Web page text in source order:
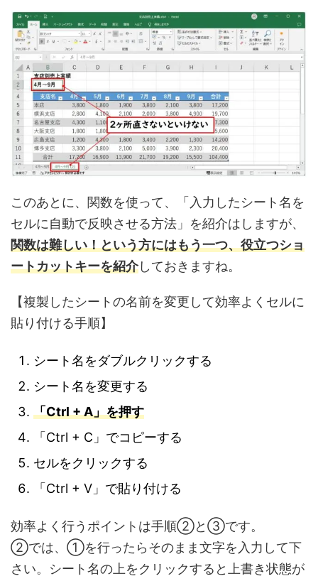
このあとに、関数を使って、「入力したシート名を
セルに自動で反映させる方法」を紹介はしますが、
関数は難しい！という方にはもう一つ、役立つショ
ートカットキーを紹介しておきますね。
【複製したシートの名前を変更して効率よくセルに
貼り付ける手順】
シート名をダブルクリックする
シート名を変更する
「Ctrl + A」を押す
「Ctrl + C」でコピーする
セルをクリックする
「Ctrl + V」で貼り付ける
効率よく行うポイントは手順②と③です。
②では、①を行ったらそのまま文字を入力して下
さい。シート名の上をクリックすると上書き状態が